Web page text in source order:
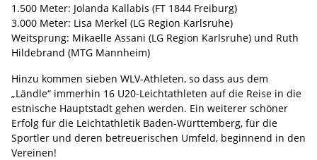
1.500 Meter: Jolanda Kallabis (FT 1844 Freiburg)
3.000 Meter: Lisa Merkel (LG Region Karlsruhe)
Weitsprung: Mikaelle Assani (LG Region Karlsruhe) und Ruth
Hildebrand (MTG Mannheim)
Hinzu kommen sieben WLV-Athleten, so dass aus dem
„Ländle“ immerhin 16 U20-Leichtathleten auf die Reise in die
estnische Hauptstadt gehen werden. Ein weiterer schöner
Erfolg für die Leichtathletik Baden-Württemberg, für die
Sportler und deren betreuerischen Umfeld, beginnend in den
Vereinen!